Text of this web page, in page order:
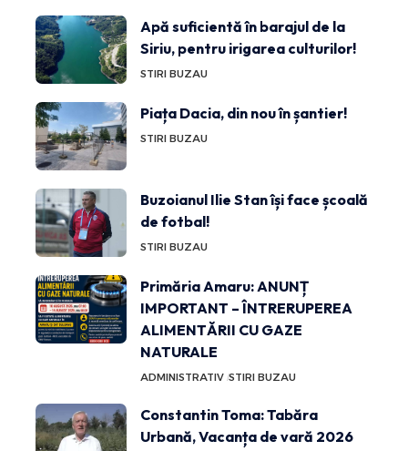
Apă suficientă în barajul de la
Siriu, pentru irigarea culturilor!
STIRI BUZAU
Piața Dacia, din nou în șantier!
STIRI BUZAU
Buzoianul Ilie Stan își face școală
de fotbal!
STIRI BUZAU
Primăria Amaru: ANUNȚ
IMPORTANT – ÎNTRERUPEREA
ALIMENTĂRII CU GAZE
NATURALE
ADMINISTRATIV STIRI BUZAU
Constantin Toma: Tabăra
Urbană, Vacanța de vară 2026